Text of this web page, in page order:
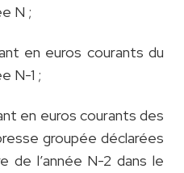
N ;
en euros courants du
N-1 ;
en euros courants des
groupée déclarées
de l’année N-2 dans le